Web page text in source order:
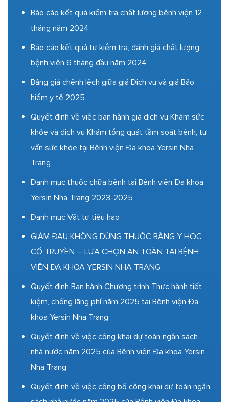
Báo cáo kết quả kiểm tra chất lượng bệnh viện 12
tháng năm 2024
Báo cáo kết quả tự kiểm tra, đánh giá chất lượng
bệnh viện 6 tháng đầu năm 2024
Bảng giá chênh lệch giữa giá Dịch vụ và giá Bảo
hiểm y tế 2025
Quyết định về việc ban hành giá dịch vụ Khám sức
khỏe và dịch vụ Khám tổng quát tầm soát bệnh, tư
vấn sức khỏe tại Bệnh viện Đa khoa Yersin Nha
Trang
Danh mục thuốc chữa bệnh tại Bệnh viện Đa khoa
Yersin Nha Trang 2023-2025
Danh mục Vật tư tiêu hao
GIẢM ĐAU KHÔNG DÙNG THUỐC BẰNG Y HỌC
CỔ TRUYỀN – LỰA CHỌN AN TOÀN TẠI BỆNH
VIỆN ĐA KHOA YERSIN NHA TRANG
Quyết định Ban hành Chương trình Thực hành tiết
kiệm, chống lãng phí năm 2025 tại Bệnh viện Đa
khoa Yersin Nha Trang
Quyết định về việc công khai dự toán ngân sách
nhà nước năm 2025 của Bệnh viện Đa khoa Yersin
Nha Trang
Quyết định về việc công bố công khai dự toán ngân